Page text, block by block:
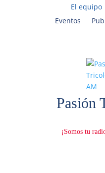
El equipo
Eventos